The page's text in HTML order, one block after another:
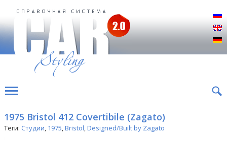
1975 Bristol 412 Covertibile (Zagato)
Теги: Студии, 1975,Bristol,Designed/Built by Zagato